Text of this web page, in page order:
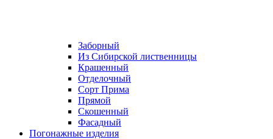
Заборный
Из Сибирской лиственницы
Крашенный
Отделочный
Сорт Прима
Прямой
Скошенный
Фасадный
Погонажные изделия